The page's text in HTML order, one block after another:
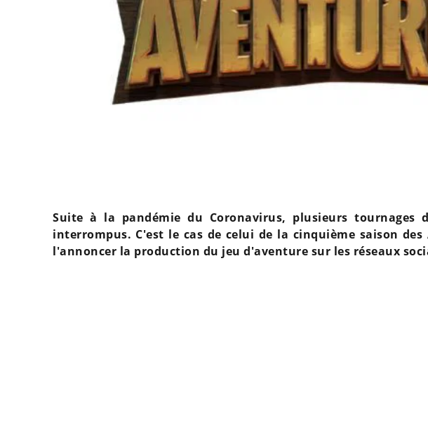
Suite à la pandémie du Coronavirus, plusieurs tournages
interrompus. C'est le cas de celui de la cinquième saison
l'annoncer la production du jeu d'aventure sur les réseaux